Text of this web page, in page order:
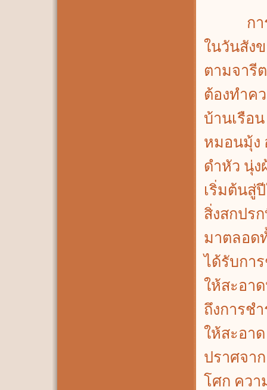
การเ
ในวันสัง
ตามจารี
ต้องทำค
บ้านเรือ
หมอนมุ้ง
ดำหัว นุ่ง
เริ่มต้นสู่
สิ่งสกปร
มาตลอด
ได้รับกา
ให้สะอา
ถึงการช
ให้สะอา
ปราศจา
โศก คว